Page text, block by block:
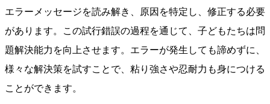
エラーメッセージを読み解き、原因を特定し、修正する必要
があります。この試行錯誤の過程を通じて、子どもたちは問
題解決能力を向上させます。エラーが発生しても諦めずに、
様々な解決策を試すことで、粘り強さや忍耐力も身につける
ことができます。